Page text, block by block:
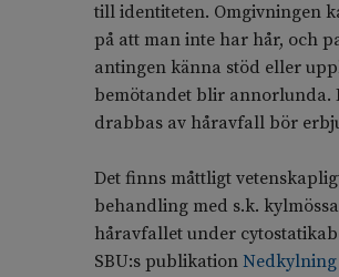
till identiteten. Omgivningen
på att man inte har hår, och
antingen känna stöd eller
bemötandet blir annorlunda.
drabbas av håravfall bör
Det finns måttligt
behandling med s.k.
håravfallet under
SBU:s publikation